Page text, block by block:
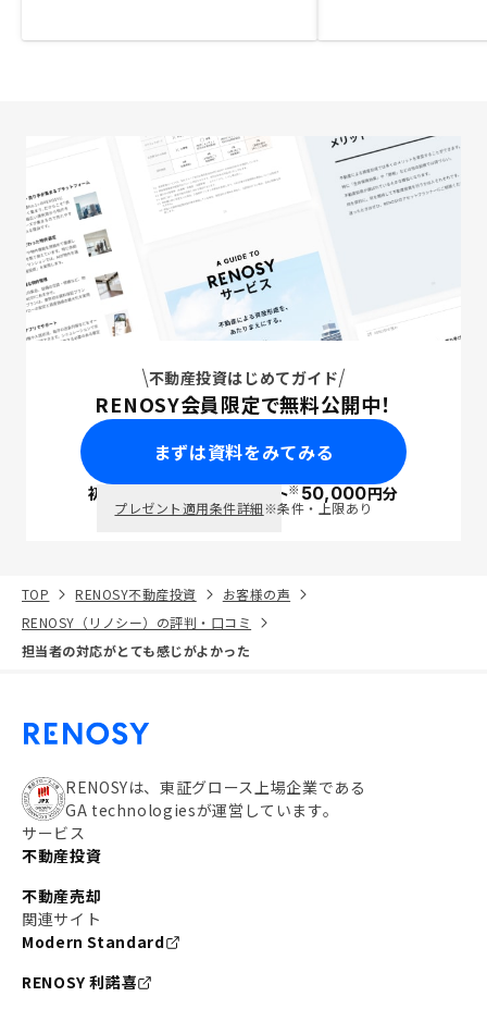
不動産投資はじめてガイド
RENOSY会員限定で無料公開中！
まずは資料をみてみる
初回面談で ポイント※50,000円分
プレゼント適用条件詳細※条件・上限あり
TOP RENOSY不動産投資
お客様の声
RENOSY（リノシー）の評判・口コミ
担当者の対応がとても感じがよかった
RENOSYは、東証グロース上場企業である
GA technologiesが運営しています。
サービス
不動産投資
不動産売却
関連サイト
Modern Standard
RENOSY 利諾喜